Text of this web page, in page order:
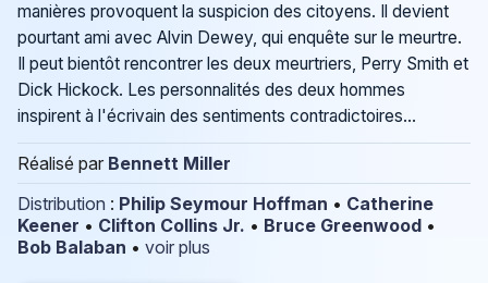
manières provoquent la suspicion des citoyens. Il devient
pourtant ami avec Alvin Dewey, qui enquête sur le meurtre.
Il peut bientôt rencontrer les deux meurtriers, Perry Smith et
Dick Hickock. Les personnalités des deux hommes
inspirent à l'écrivain des sentiments contradictoires...
Réalisé par Bennett Miller
Distribution : Philip Seymour Hoffman • Catherine
Keener • Clifton Collins Jr. • Bruce Greenwood •
Bob Balaban • voir plus